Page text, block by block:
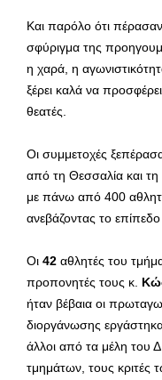
Και παρόλο ότι
σφύριγμα της
η χαρά, η
ξέρει καλά να
θεατές.
Οι συμμετοχές
από τη Θεσσαλία και
με πάνω από 400
ανεβάζοντας το
Οι 42 αθλητές του
προπονητές τους κ.
ήταν βέβαια οι
διοργάνωσης
άλλοι από τα μέλη του
τμημάτων, τους κριτές